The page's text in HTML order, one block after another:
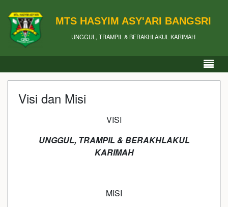
MTS HASYIM ASY'ARI BANGSRI
UNGGUL, TRAMPIL & BERAKHLAKUL KARIMAH
Visi dan Misi
VISI
UNGGUL, TRAMPIL & BERAKHLAKUL
KARIMAH
MISI